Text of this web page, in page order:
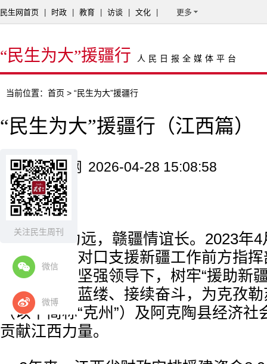
关注民生周刊
微信
微博
民生网首页 时政 教育 访谈 文化 更多
“民生为大”援疆行 人民日报全媒体平台
当前位置： 首页 > “民生为大”援疆行
“民生为大”援疆行（江西篇）
来源：民生网 2026-04-28 15:08:58
编者按
山海不为远，赣疆情谊长。2023年
省第十一批对口支援新疆工作前方指
委、政府的坚强领导下，树牢“援助新
理念，筚路蓝缕、接续奋斗，为克孜
（以下简称“克州”）及阿克陶县经济
贡献江西力量。